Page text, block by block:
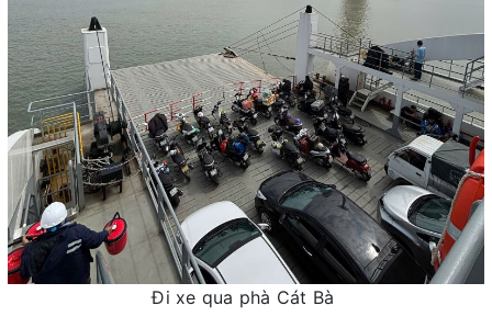
Đi xe qua phà Cát Bà